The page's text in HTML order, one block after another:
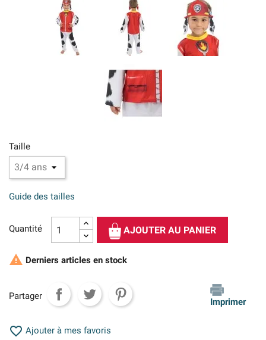
Taille
Guide des tailles
Quantité AJOUTER AU PANIER
 Derniers articles en stock
Partager
Imprimer
 Ajouter à mes favoris